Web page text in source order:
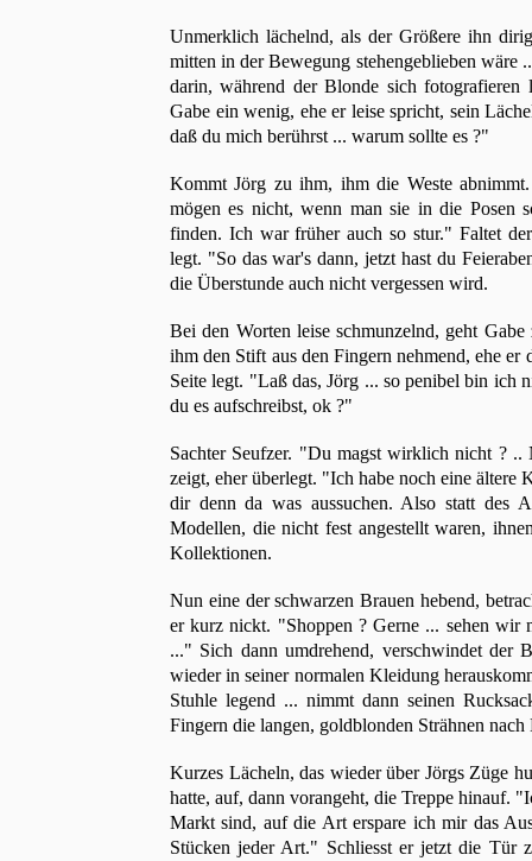
Unmerklich lächelnd, als der Größere ihn
mitten in der Bewegung stehengeblieben wäre
darin, während der Blonde sich fotografieren
Gabe ein wenig, ehe er leise spricht, sein
daß du mich berührst ... warum sollte es ?"
Kommt Jörg zu ihm, ihm die Weste
mögen es nicht, wenn man sie in die Posen
finden. Ich war früher auch so stur." Faltet
legt. "So das war's dann, jetzt hast du
die Überstunde auch nicht vergessen wird.
Bei den Worten leise schmunzelnd, geht
ihm den Stift aus den Fingern nehmend, ehe
Seite legt. "Laß das, Jörg ... so penibel bin ich
du es aufschreibst, ok ?"
Sachter Seufzer. "Du magst wirklich nicht ? ..
zeigt, eher überlegt. "Ich habe noch eine
dir denn da was aussuchen. Also statt des
Modellen, die nicht fest angestellt waren,
Kollektionen.
Nun eine der schwarzen Brauen hebend,
er kurz nickt. "Shoppen ? Gerne ... sehen wir
..." Sich dann umdrehend, verschwindet der
wieder in seiner normalen Kleidung
Stuhle legend ... nimmt dann seinen
Fingern die langen, goldblonden Strähnen
Kurzes Lächeln, das wieder über Jörgs Züge
hatte, auf, dann vorangeht, die Treppe hinauf.
Markt sind, auf die Art erspare ich mir das
Stücken jeder Art." Schliesst er jetzt die Tür